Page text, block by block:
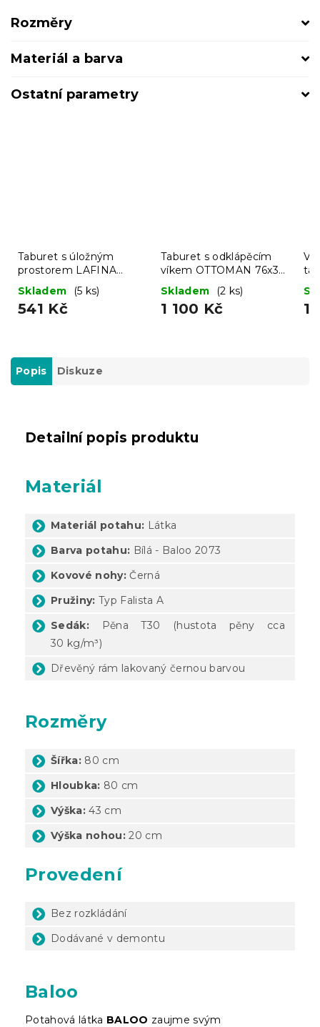
Rozměry
Materiál a barva
Ostatní parametry
Taburet s úložným
prostorem LAFINA
38x38 cm, šedý
Skladem (5 ks)
541 Kč
Taburet s odklápěcím
víkem OTTOMAN 76x38
cm, tmavě šedý
Skladem (2 ks)
1 100 Kč 1
Popis Diskuze
Detailní popis produktu
Materiál
Materiál potahu: Látka
Barva potahu: Bílá - Baloo 2073
Kovové nohy:Černá
Pružiny: Typ Falista A
Sedák: Pěna T30 (hustota pěny cca
30 kg/m³)
Dřevěný rám lakovaný černou barvou
Rozměry
Šířka: 80 cm
Hloubka: 80 cm
Výška:43 cm
Výška nohou:20 cm
Provedení
Bez rozkládání
Dodávané v demontu
Baloo
Potahová látka BALOO zaujme svým